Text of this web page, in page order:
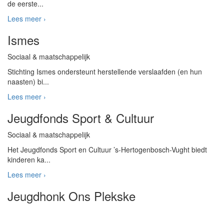
de eerste...
Lees meer ›
Ismes
Sociaal & maatschappelijk
Stichting Ismes ondersteunt herstellende verslaafden (en hun
naasten) bi...
Lees meer ›
Jeugdfonds Sport & Cultuur
Sociaal & maatschappelijk
Het Jeugdfonds Sport en Cultuur ’s-Hertogenbosch-Vught biedt
kinderen ka...
Lees meer ›
Jeugdhonk Ons Plekske